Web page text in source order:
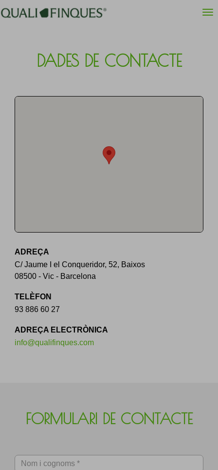
DADES DE CONTACTE
ADREÇA
C/ Jaume I el Conqueridor, 52, Baixos
08500 - Vic - Barcelona
TELÈFON
93 886 60 27
ADREÇA ELECTRÒNICA
info@qualifinques.com
FORMULARI DE CONTACTE